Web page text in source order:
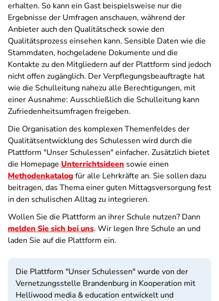
erhalten. So kann ein Gast beispielsweise nur die
Ergebnisse der Umfragen anschauen, während der
Anbieter auch den Qualitätscheck sowie den
Qualitätsprozess einsehen kann. Sensible Daten wie die
Stammdaten, hochgeladene Dokumente und die
Kontakte zu den Mitgliedern auf der Plattform sind jedoch
nicht offen zugänglich. Der Verpflegungsbeauftragte hat
wie die Schulleitung nahezu alle Berechtigungen, mit
einer Ausnahme: Ausschließlich die Schulleitung kann
Zufriedenheitsumfragen freigeben.
Die Organisation des komplexen Themenfeldes der
Qualitätsentwicklung des Schulessen wird durch die
Plattform "Unser Schulessen" einfacher. Zusätzlich bietet
die Homepage Unterrichtsideen sowie einen
Methodenkatalog für alle Lehrkräfte an. Sie sollen dazu
beitragen, das Thema einer guten Mittagsversorgung fest
in den schulischen Alltag zu integrieren.
Wollen Sie die Plattform an ihrer Schule nutzen? Dann
melden Sie sich bei uns. Wir legen Ihre Schule an und
laden Sie auf die Plattform ein.
Die Plattform "Unser Schulessen" wurde von der
Vernetzungsstelle Brandenburg in Kooperation mit
Helliwood media & education entwickelt und